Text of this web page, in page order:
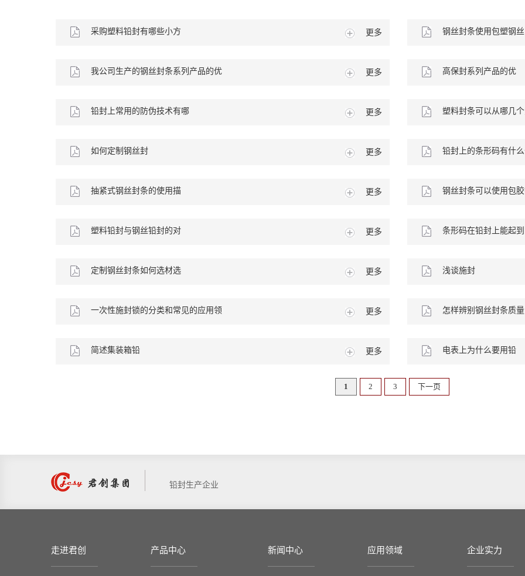
采购塑料铅封有哪些小方 更多 钢丝封条使用包塑钢
我公司生产的钢丝封条系列产品的优
更多 高保封系列产品的优
铅封上常用的防伪技术有哪
更多 塑料封条可以从哪几
如何定制钢丝封
更多 铅封上的条形码有什
抽紧式钢丝封条的使用描
更多 钢丝封条可以使用包
塑料铅封与钢丝铅封的对
更多 条形码在铅封上能起
定制钢丝封条如何选材选
更多 浅谈施封
一次性施封锁的分类和常见的应用领
更多 怎样辨别钢丝封条质
简述集装箱铅
更多 电表上为什么要用铅
封
1
2 3 下一页
铅封生产企业
走进君创 产品中心 新闻中心 应用领域 企业实力